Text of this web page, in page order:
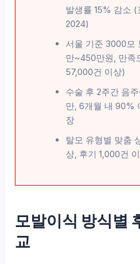
발생률 15% 감소
2024)
서울 기준 3000모
만~450만원, 만족
57,000건 이상)
수술 후 2주간 음
만, 6개월 내 90%
장
탈모 유형별 맞춤
상, 후기 1,000건
모발이식 방식별
교